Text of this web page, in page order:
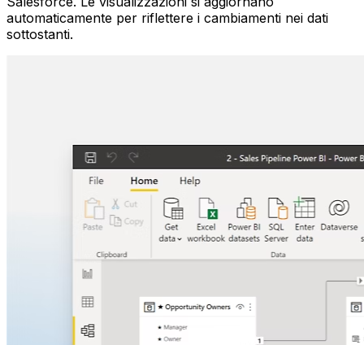
automaticamente per riflettere i cambiamenti nei dati
sottostanti.